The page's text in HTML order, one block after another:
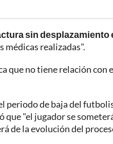
sin
médicas realizadas".
que no tiene relación con
periodo de baja del
que "el jugador se
de la evolución del